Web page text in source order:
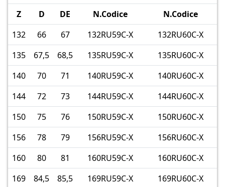
Z
D DE N.Codice
N.Codice
132
66 67 132RU59C-X
132RU60C-X
135
67,5 68,5 135RU59C-X
135RU60C-X
140
70 71 140RU59C-X
140RU60C-X
144
72 73 144RU59C-X
144RU60C-X
150
75 76 150RU59C-X
150RU60C-X
156
78 79 156RU59C-X
156RU60C-X
160
80 81 160RU59C-X
160RU60C-X
169
84,5 85,5 169RU59C-X
169RU60C-X